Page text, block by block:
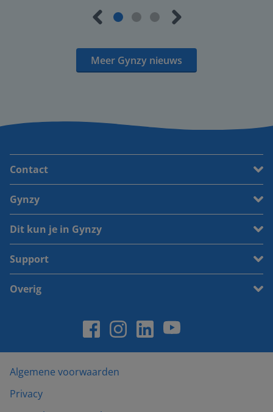
Meer Gynzy nieuws
Contact
Gynzy
Dit kun je in Gynzy
Support
Overig
Algemene voorwaarden
Privacy